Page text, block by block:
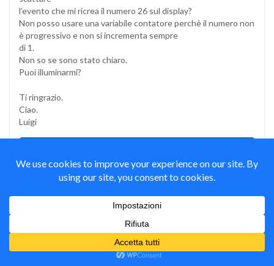
l’evento che mi ricrea il numero 26 sul display?
Non posso usare una variabile contatore perchè il numero non
è progressivo e non si incrementa sempre
di 1.
Non so se sono stato chiaro.
Puoi illuminarmi?
Ti ringrazio.
Ciao.
Luigi
Mauro Alfieri 21 Ottobre 2013
Autore
hai pensato alla comunicazione seriale?
Da VB generi un flusso di dati seriali con il numero che
vuoi visualizzare e lato Arduino, quando ricevi un input
seriale, scrivi il numero che vuoi visualizzare sul display o